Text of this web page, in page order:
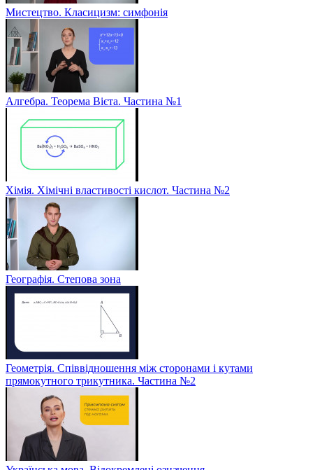
Мистецтво. Класицизм: симфонія
Алгебра. Теорема Вієта. Частина №1
Хімія. Хімічні властивості кислот. Частина №2
Географія. Степова зона
Геометрія. Співвідношення між сторонами і кутами
прямокутного трикутника. Частина №2